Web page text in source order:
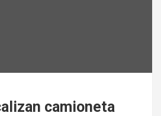
camioneta